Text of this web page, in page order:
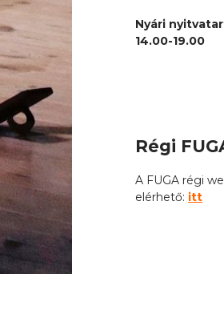
Nyári
14.00-19.00
Régi
A FUGA régi
elérhető: itt